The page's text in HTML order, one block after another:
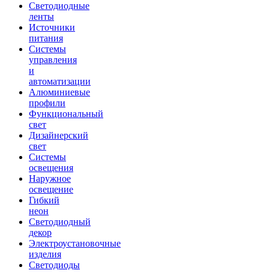
Светодиодные
ленты
Источники
питания
Системы
управления
и
автоматизации
Алюминиевые
профили
Функциональный
свет
Дизайнерский
свет
Системы
освещения
Наружное
освещение
Гибкий
неон
Светодиодный
декор
Электроустановочные
изделия
Светодиоды